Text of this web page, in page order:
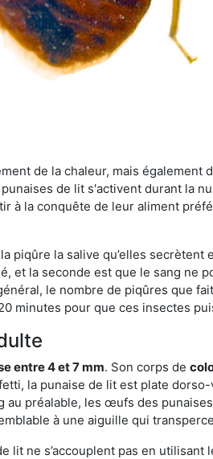
de la chaleur, mais également
de lit s'activent durant la
à la conquête de leur aliment
la salive qu’elles
et la seconde est que le sang ne
le nombre de piqûres que
minutes pour que ces insectes
entre 4 et 7 mm. Son corps de
la punaise de lit est plate
au préalable, les œufs des
à une aiguille qui
lit ne s’accouplent pas en utilisant